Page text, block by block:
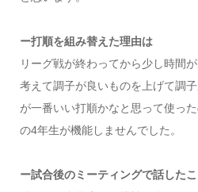
ー打順を組み替えた理由は
リーグ戦が終わってから少し時間
考えて調子が良いものを上げて調
が一番いい打順かなと思って使っ
の4年生が機能しませんでした。
ー試合後のミーティングで話した